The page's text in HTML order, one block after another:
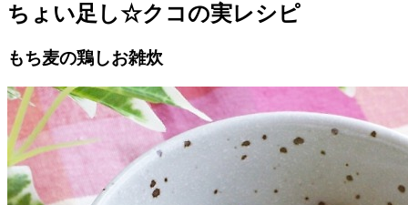
ちょい足し☆クコの実レシピ
もち麦の鶏しお雑炊